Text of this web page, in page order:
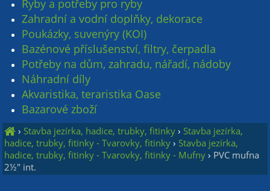
Ryby a potřeby pro ryby
Zahradní a vodní doplňky, dekorace
Poukázky, suvenýry (KOI)
Bazénové příslušenství, filtry, čerpadla
Potřeby na dům, zahradu, nářadí, nádoby
Náhradní díly
Akvaristika, teraristika Oase
Bazarové zboží
› Stavba jezírka, hadice, trubky, fitinky › Stavba jezírka,
hadice, trubky, fitinky - Tvarovky, fitinky › Stavba jezírka,
hadice, trubky, fitinky - Tvarovky, fitinky - Mufny › PVC mufna
2½" int.